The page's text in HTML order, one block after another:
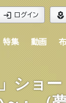
login ログイン local_florist
特集 動画
ショ